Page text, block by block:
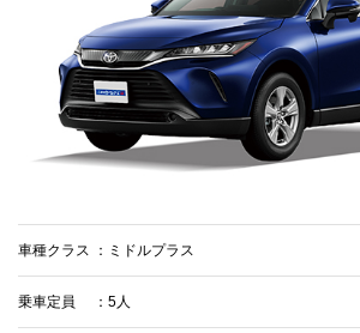
車種クラス ミドルプラス
乗車定員 5人